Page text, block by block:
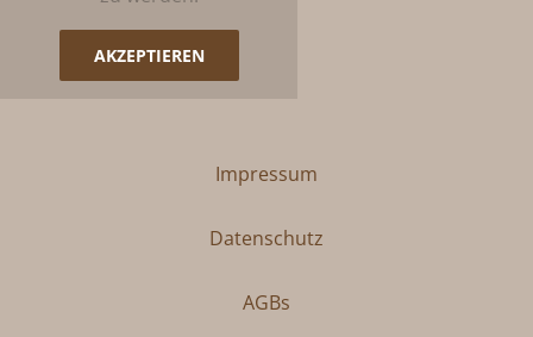
AKZEPTIEREN
Impressum
Datenschutz
AGBs